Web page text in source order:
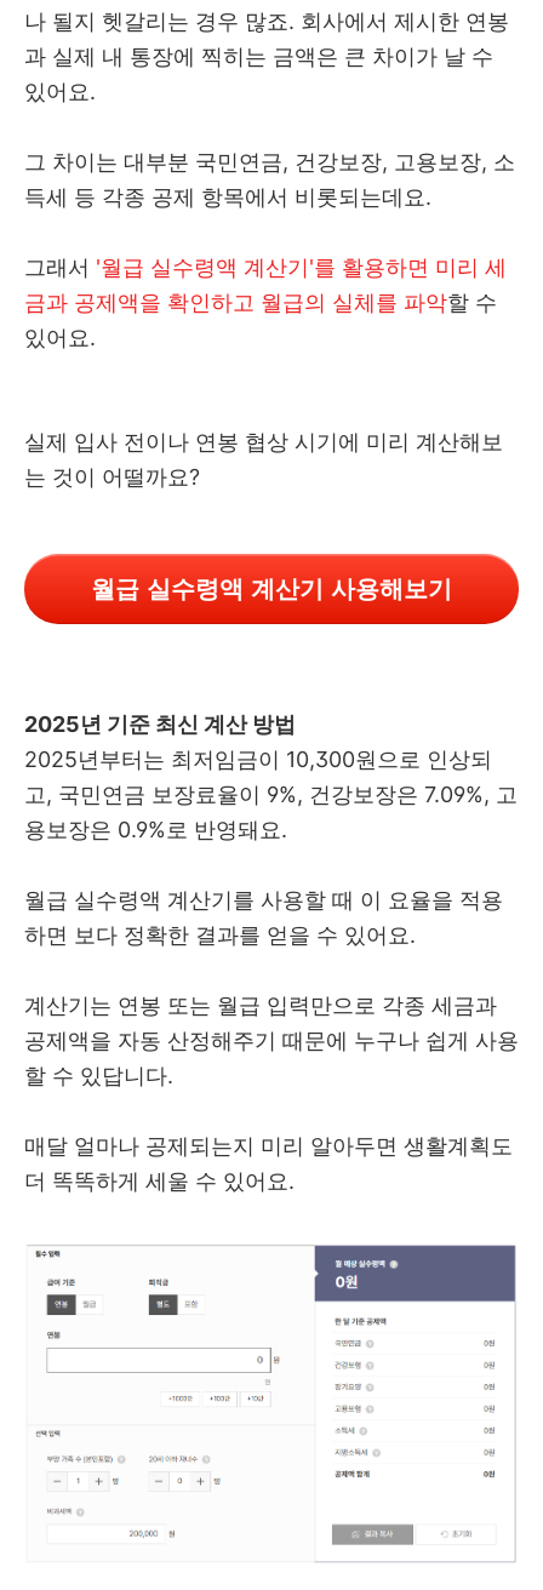
나 될지 헷갈리는 경우 많죠. 회사에서 제시한 연봉
과 실제 내 통장에 찍히는 금액은 큰 차이가 날 수
있어요.
그 차이는 대부분 국민연금, 건강보장, 고용보장, 소
득세 등 각종 공제 항목에서 비롯되는데요.
그래서 '월급 실수령액 계산기'를 활용하면 미리 세
금과 공제액을 확인하고 월급의 실체를 파악할 수
있어요.
실제 입사 전이나 연봉 협상 시기에 미리 계산해보
는 것이 어떨까요?
월급 실수령액 계산기 사용해보기
2025년 기준 최신 계산 방법
2025년부터는 최저임금이 10,300원으로 인상되
고, 국민연금 보장료율이 9%, 건강보장은 7.09%, 고
용보장은 0.9%로 반영돼요.
월급 실수령액 계산기를 사용할 때 이 요율을 적용
하면 보다 정확한 결과를 얻을 수 있어요.
계산기는 연봉 또는 월급 입력만으로 각종 세금과
공제액을 자동 산정해주기 때문에 누구나 쉽게 사용
할 수 있답니다.
매달 얼마나 공제되는지 미리 알아두면 생활계획도
더 똑똑하게 세울 수 있어요.